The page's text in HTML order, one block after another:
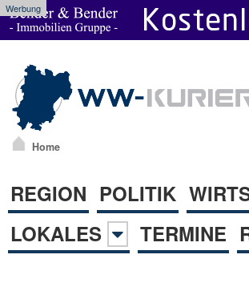
Werbung
Home
REGION POLITIK
LOKALES
TERMINE